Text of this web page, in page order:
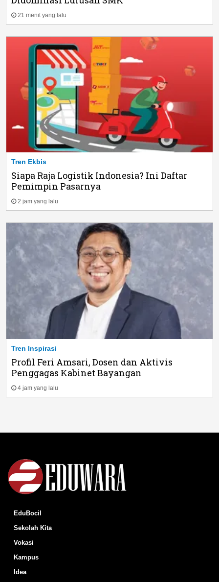
21 menit yang lalu
Tren Ekbis
Siapa Raja Logistik Indonesia? Ini Daftar
Pemimpin Pasarnya
2 jam yang lalu
Tren Inspirasi
Profil Feri Amsari, Dosen dan Aktivis
Penggagas Kabinet Bayangan
4 jam yang lalu
EduBocil
Sekolah Kita
Vokasi
Kampus
Idea